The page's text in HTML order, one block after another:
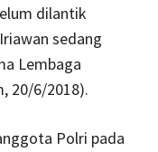
dilantik
sedang
Lembaga
20/6/2018).
Polri pada